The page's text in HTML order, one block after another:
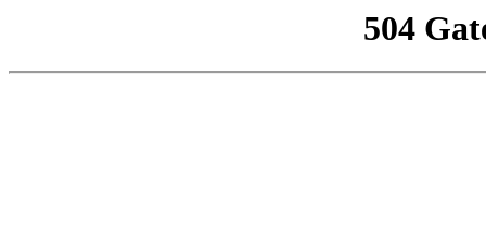
504